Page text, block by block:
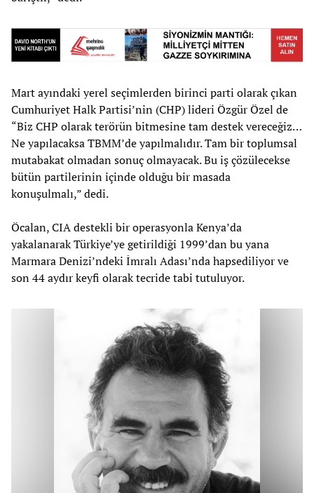
Mart ayındaki yerel seçimlerden birinci parti olarak çıkan
Cumhuriyet Halk Partisi’nin (CHP) lideri Özgür Özel de
“Biz CHP olarak terörün bitmesine tam destek vereceğiz…
Ne yapılacaksa TBMM’de yapılmalıdır. Tam bir toplumsal
mutabakat olmadan sonuç olmayacak. Bu iş çözülecekse
bütün partilerinin içinde olduğu bir masada
konuşulmalı,” dedi.
Öcalan, CIA destekli bir operasyonla Kenya’da
yakalanarak Türkiye’ye getirildiği 1999’dan bu yana
Marmara Denizi’ndeki İmralı Adası’nda hapsediliyor ve
son 44 aydır keyfi olarak tecride tabi tutuluyor.